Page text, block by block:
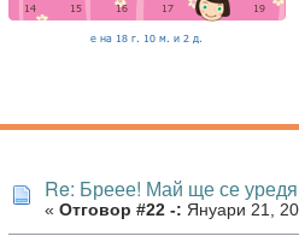
Re: Бреее! Май ще се
« Отговор #22 -: Януари 21,